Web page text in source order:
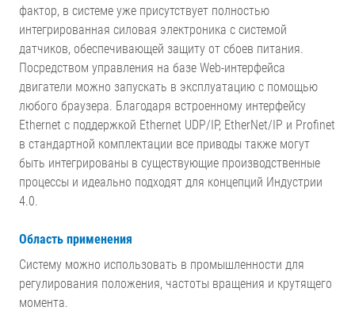
фактор, в системе уже присутствует полностью
интегрированная силовая электроника с системой
датчиков, обеспечивающей защиту от сбоев питания.
Посредством управления на базе Web-интерфейса
двигатели можно запускать в эксплуатацию с помощью
любого браузера. Благодаря встроенному интерфейсу
Ethernet с поддержкой Ethernet UDP/IP, EtherNet/IP и Profinet
в стандартной комплектации все приводы также могут
быть интегрированы в существующие производственные
процессы и идеально подходят для концепций Индустрии
4.0.
Область применения
Систему можно использовать в промышленности для
регулирования положения, частоты вращения и крутящего
момента.